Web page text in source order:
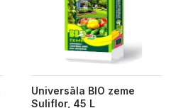
Universāla BIO zeme
Suliflor, 45 L